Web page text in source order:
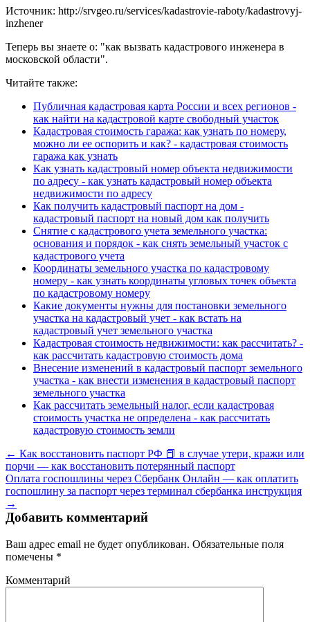
Источник: http://srvgeo.ru/services/kadastrovie-raboty/kadastrovyj-
inzhener
Теперь вы знаете о: "как вызвать кадастрового инженера в
московской области".
Читайте также:
Публичная кадастровая карта России и всех регионов -
как найти на кадастровой карте свободный участок
Кадастровая стоимость гаража: как узнать по номеру,
можно ли ее оспорить и как? - кадастровая стоимость
гаража как узнать
Как узнать кадастровый номер объекта недвижимости
по адресу - как узнать кадастровый номер объекта
недвижимости по адресу
Как получить кадастровый паспорт на дом -
кадастровый паспорт на новый дом как получить
Снятие с кадастрового учета земельного участка:
основания и порядок - как снять земельный участок с
кадастрового учета
Координаты земельного участка по кадастровому
номеру - как узнать координаты угловых точек объекта
по кадастровому номеру
Какие документы нужны для постановки земельного
участка на кадастровый учет - как встать на
кадастровый учет земельного участка
Кадастровая стоимость недвижимости: как рассчитать? -
как рассчитать кадастровую стоимость дома
Внесение изменений в кадастровый паспорт земельного
участка - как внести изменения в кадастровый паспорт
земельного участка
Как рассчитать земельный налог, если кадастровая
стоимость участка не определена - как рассчитать
кадастровую стоимость земли
← Как восстановить паспорт РФ 📕 в случае утери, кражи или
порчи — как восстановить потерянный паспорт
Оплата госпошлины через Сбербанк Онлайн — как оплатить
госпошлину за паспорт через терминал сбербанка инструкция
→
Добавить комментарий
Ваш адрес email не будет опубликован. Обязательные поля
помечены *
Комментарий